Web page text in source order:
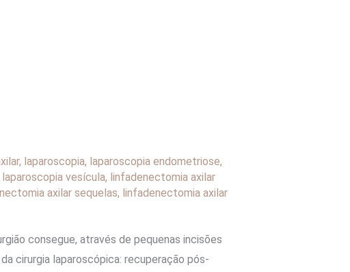
, laparoscopia, laparoscopia endometriose,
laparoscopia vesícula, linfadenectomia axilar
axilar sequelas, linfadenectomia axilar
consegue, através de pequenas incisões
cirurgia laparoscópica: recuperação pós-